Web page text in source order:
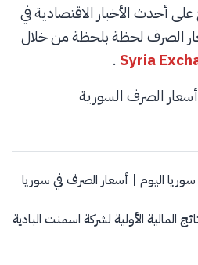
أحدث الأخبار الاقتصادية في
الصرف لحظة بلحظة من خلال
Syria
.
الصرف السورية
سوريا اليوم | أسعار الصرف في سوريا
المالية الأولية لشركة اسمنت البادية